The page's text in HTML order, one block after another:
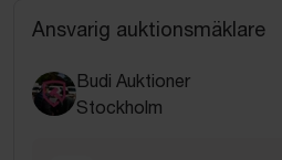
Ansvarig auktionsmäklare
Budi Auktioner
Stockholm